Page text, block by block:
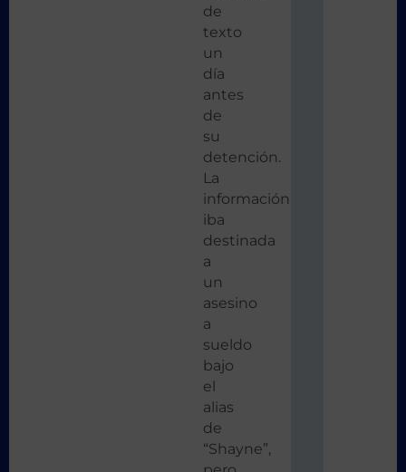
de
texto
un
día
antes
de
su
detención.
La
información
iba
destinada
a
un
asesino
a
sueldo
bajo
el
alias
de
“Shayne”,